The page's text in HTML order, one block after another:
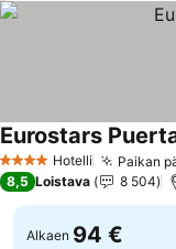
4 Tähtiluokitus
Hotelli Paikan
Eurostars
8,5 Loistava 8 504
Alkaen 94 €